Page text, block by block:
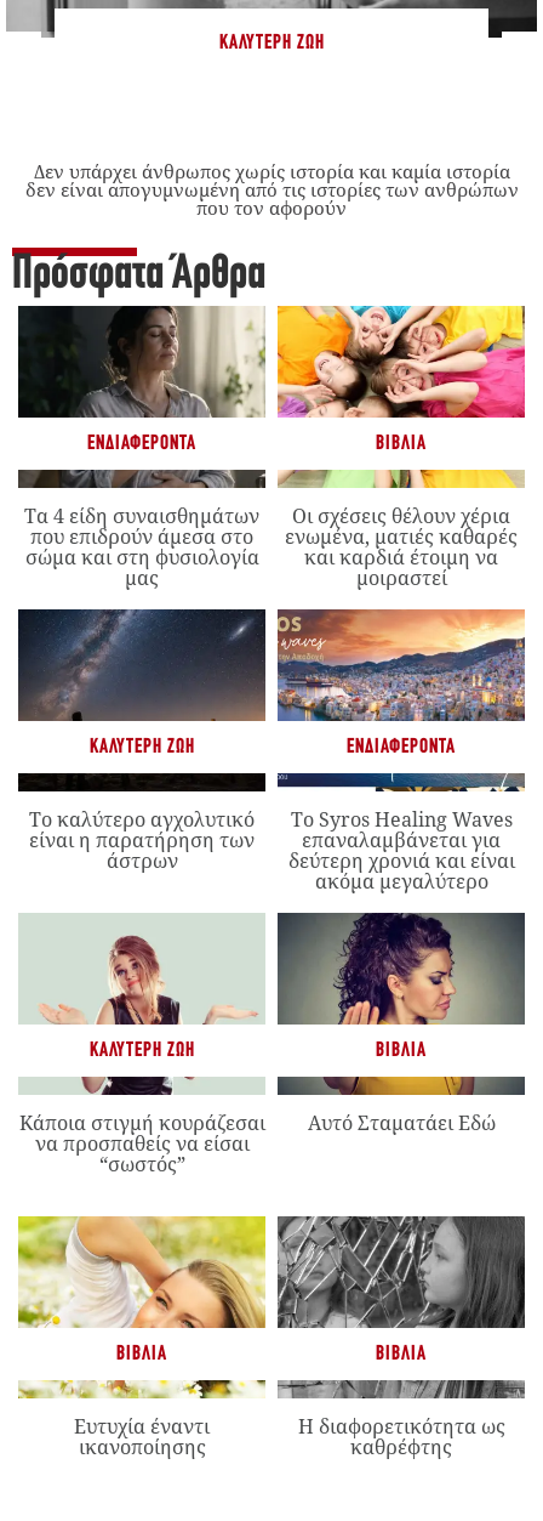
ΚΑΛΎΤΕΡΗ ΖΩΉ
Δεν υπάρχει άνθρωπος χωρίς ιστορία και καμία ιστορία
δεν είναι απογυμνωμένη από τις ιστορίες των ανθρώπων
που τον αφορούν
Πρόσφατα Άρθρα
ΕΝΔΙΑΦΈΡΟΝΤΑ
Τα 4 είδη συναισθημάτων
που επιδρούν άμεσα στο
σώμα και στη φυσιολογία
μας
ΒΙΒΛΊΑ
Οι σχέσεις θέλουν χέρια
ενωμένα, ματιές καθαρές
και καρδιά έτοιμη να
μοιραστεί
ΚΑΛΎΤΕΡΗ ΖΩΉ
Το καλύτερο αγχολυτικό
είναι η παρατήρηση των
άστρων
ΕΝΔΙΑΦΈΡΟΝΤΑ
Το Syros Healing Waves
επαναλαμβάνεται για
δεύτερη χρονιά και είναι
ακόμα μεγαλύτερο
ΚΑΛΎΤΕΡΗ ΖΩΉ
Κάποια στιγμή κουράζεσαι
να προσπαθείς να είσαι
“σωστός”
ΒΙΒΛΊΑ
Αυτό Σταματάει Εδώ
ΒΙΒΛΊΑ
Ευτυχία έναντι
ικανοποίησης
ΒΙΒΛΊΑ
Η διαφορετικότητα ως
καθρέφτης